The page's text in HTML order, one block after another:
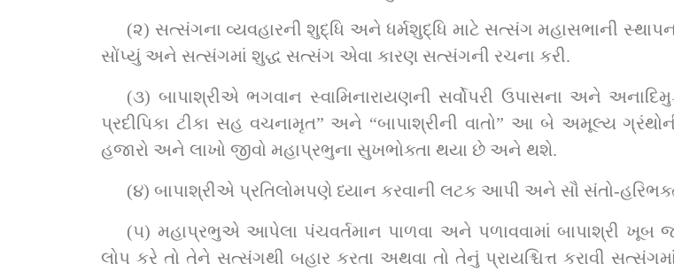
(૨) સત્સંગના વ્યવહારની શુદ્ધિ અને ધર્મશુદ્ધિ માટે સત્સંગ મહાસભાની સ્થાપના કરી. તેનું સુકાન
સોંપ્યું અને સત્સંગમાં શુદ્ધ સત્સંગ એવા કારણ સત્સંગની રચના કરી.
(૩) બાપાશ્રીએ ભગવાન સ્વામિનારાયણની સર્વોપરી ઉપાસના અને
પ્રદીપિકા ટીકા સહ વચનામૃત” અને “બાપાશ્રીની વાતો” આ બે અમૂલ્ય
હજારો અને લાખો જીવો મહાપ્રભુના સુખભોક્તા થયા છે અને થશે.
(૪) બાપાશ્રીએ પ્રતિલોમપણે ધ્યાન કરવાની લટક આપી અને સૌ સંતો-
(૫) મહાપ્રભુએ આપેલા પંચવર્તમાન પાળવા અને પળાવવામાં બાપાશ્રી
લોપ કરે તો તેને સત્સંગથી બહાર કરતા અથવા તો તેનું પ્રાયશ્ચિત્ત કરાવી